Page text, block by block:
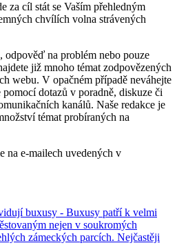
za cíl stát se Vaším přehledným
chvílích volna strávených
na problém nebo pouze
již mnoho témat zodpovězených
webu. V opačném případě neváhejte
dotazů v poradně, diskuze či
kanálů. Naše redakce je
témat probíraných na
na e-mailech uvedených v
buxusy - Buxusy patří k velmi
nejen v soukromých
zámeckých parcích. Nejčastěji